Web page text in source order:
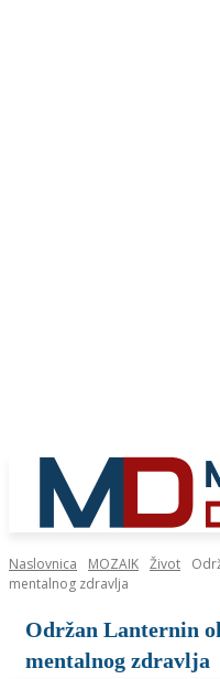
Naslovnica MOZAIK Život
mentalnog zdravlja
Održan Lanternin
mentalnog zdravlja